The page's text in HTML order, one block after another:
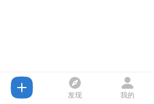
发现 我的